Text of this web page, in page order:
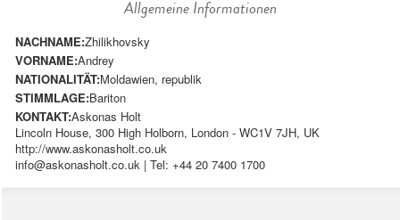
Allgemeine Informationen
NACHNAME:Zhilikhovsky
VORNAME:Andrey
NATIONALITÄT:Moldawien, republik
STIMMLAGE:Bariton
KONTAKT:Askonas Holt
Lincoln House, 300 High Holborn, London - WC1V 7JH, UK
http://www.askonasholt.co.uk
info@askonasholt.co.uk | Tel: +44 20 7400 1700